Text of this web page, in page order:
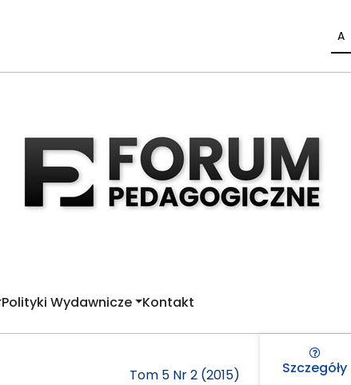
A
Polityki Wydawnicze Kontakt
Tom 5 Nr 2 (2015) Szczegóły